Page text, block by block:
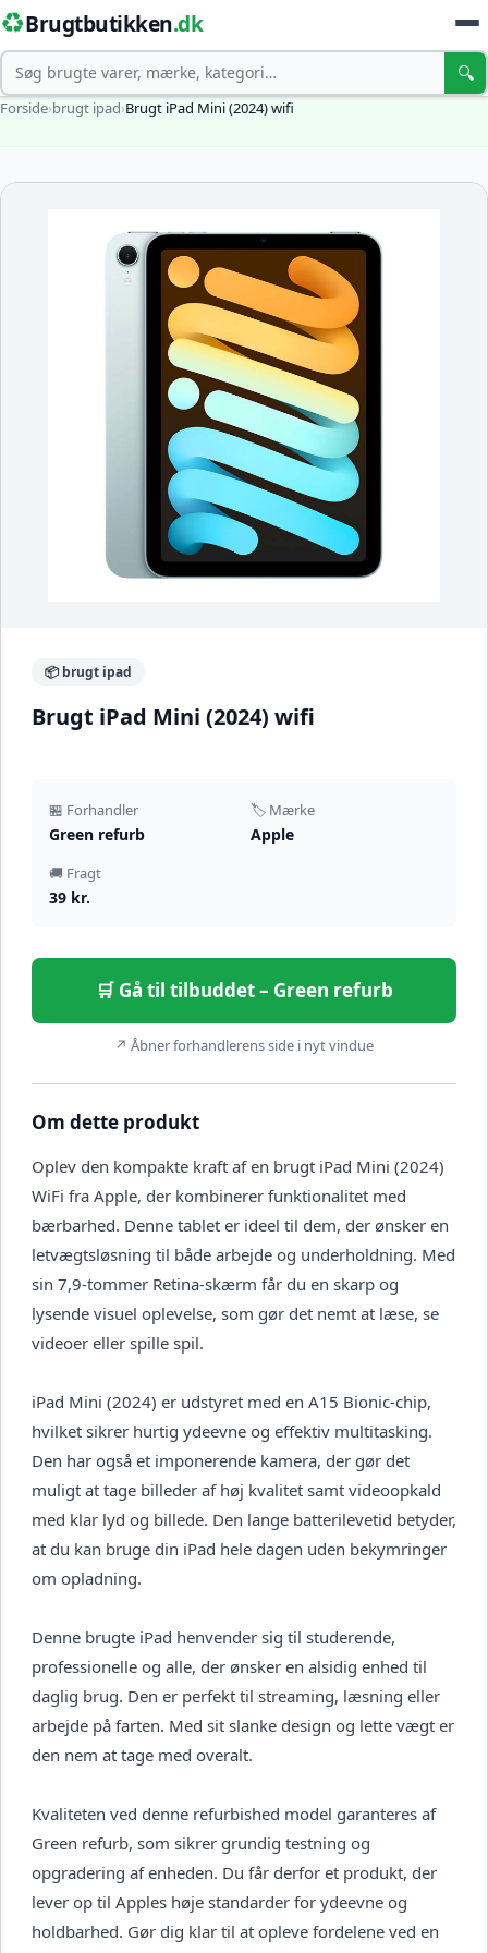
♻️Brugtbutikken.dk
Søg 🔍
Forside›brugt ipad›Brugt iPad Mini (2024) wifi
📦 brugt ipad
Brugt iPad Mini (2024) wifi
🏪 Forhandler
Green refurb
🏷️ Mærke
Apple
🚚 Fragt
39 kr.
🛒 Gå til tilbuddet – Green refurb
↗ Åbner forhandlerens side i nyt vindue
Om dette produkt
Oplev den kompakte kraft af en brugt iPad Mini (2024)
WiFi fra Apple, der kombinerer funktionalitet med
bærbarhed. Denne tablet er ideel til dem, der ønsker en
letvægtsløsning til både arbejde og underholdning. Med
sin 7,9-tommer Retina-skærm får du en skarp og
lysende visuel oplevelse, som gør det nemt at læse, se
videoer eller spille spil.
iPad Mini (2024) er udstyret med en A15 Bionic-chip,
hvilket sikrer hurtig ydeevne og effektiv multitasking.
Den har også et imponerende kamera, der gør det
muligt at tage billeder af høj kvalitet samt videoopkald
med klar lyd og billede. Den lange batterilevetid betyder,
at du kan bruge din iPad hele dagen uden bekymringer
om opladning.
Denne brugte iPad henvender sig til studerende,
professionelle og alle, der ønsker en alsidig enhed til
daglig brug. Den er perfekt til streaming, læsning eller
arbejde på farten. Med sit slanke design og lette vægt er
den nem at tage med overalt.
Kvaliteten ved denne refurbished model garanteres af
Green refurb, som sikrer grundig testning og
opgradering af enheden. Du får derfor et produkt, der
lever op til Apples høje standarder for ydeevne og
holdbarhed. Gør dig klar til at opleve fordelene ved en